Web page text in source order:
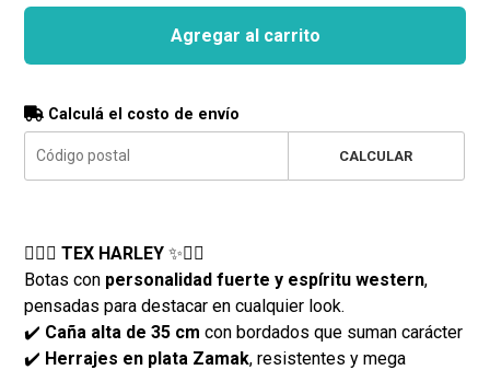
Agregar al carrito
Calculá el costo de envío
CALCULAR
❤️‍🔥✨TEX HARLEY ✨❤️‍🔥
Botas con personalidad fuerte y espíritu western,
pensadas para destacar en cualquier look.
✔️ Caña alta de 35 cm con bordados que suman carácter
✔️ Herrajes en plata Zamak, resistentes y mega